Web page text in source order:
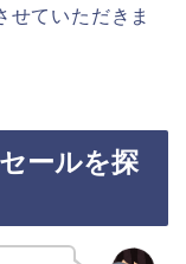
せていただきま
ールを探